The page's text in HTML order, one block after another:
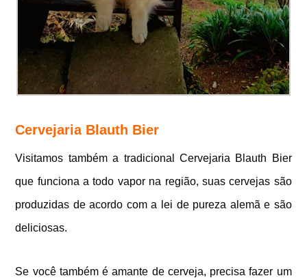
Cervejaria Blauth Bier
Visitamos também a tradicional Cervejaria Blauth Bier
que funciona a todo vapor na região, suas cervejas são
produzidas de acordo com a lei de pureza alemã e são
deliciosas.
Se você também é amante de cerveja, precisa fazer um